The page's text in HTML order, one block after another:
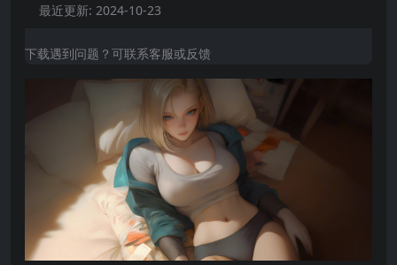
最近更新: 2024-10-23
下载遇到问题？可联系客服或反馈